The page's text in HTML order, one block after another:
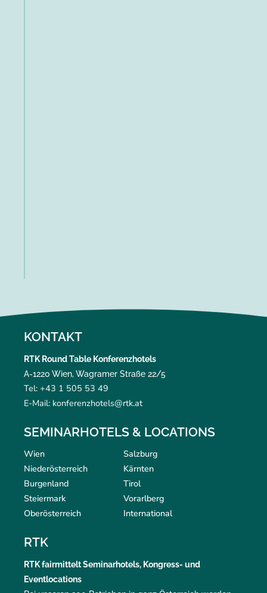
KONTAKT
RTK Round Table Konferenzhotels
A-1220 Wien, Wagramer Straße 22/5
Tel: +43 1 505 53 49
E-Mail: konferenzhotels@rtk.at
SEMINARHOTELS & LOCATIONS
Wien
Niederösterreich
Burgenland
Steiermark
Oberösterreich
Salzburg
Kärnten
Tirol
Vorarlberg
International
RTK
RTKfairmitteltSeminarhotels, Kongress- und
Eventlocations